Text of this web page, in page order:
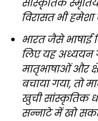
सांस्कृतिक
विरासत भी
भारत जैसे भाषाई
लिए यह अध्ययन
मातृभाषाओं और
बचाया गया, तो
खुची सांस्कृतिक
सन्नाटे में खो